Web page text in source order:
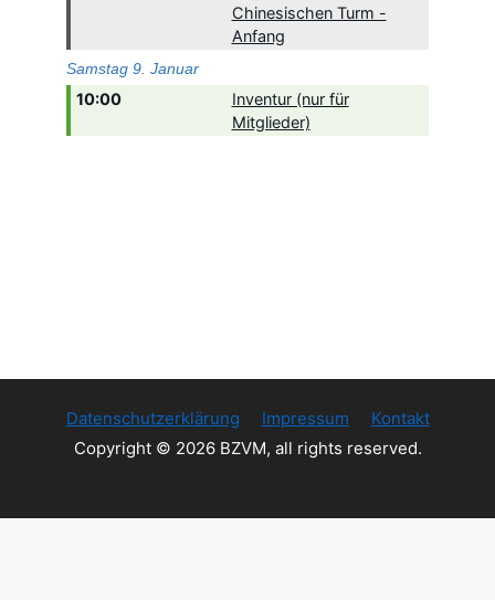
Chinesischen Turm -
Anfang
Samstag 9. Januar
10:00
Inventur (nur für
Mitglieder)
Datenschutzerklärung Impressum
Kontakt
Copyright © 2026 BZVM, all rights reserved.